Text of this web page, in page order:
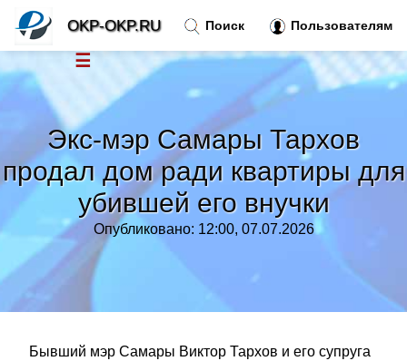
Экс-мэр Самары Тархов
продал дом ради квартиры для
убившей его внучки
Опубликовано: 12:00, 07.07.2026
Бывший мэр Самары Виктор Тархов и его супруга
Поиск Пользователям
OKP-OKP.RU
☰
Новости
Тренды новостей »
Рубрики»
Правила »
Контакт»